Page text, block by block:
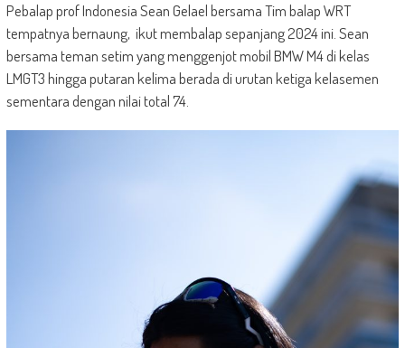
Pebalap prof Indonesia Sean Gelael bersama Tim balap WRT
tempatnya bernaung, ikut membalap sepanjang 2024 ini. Sean
bersama teman setim yang menggenjot mobil BMW M4 di kelas
LMGT3 hingga putaran kelima berada di urutan ketiga kelasemen
sementara dengan nilai total 74.